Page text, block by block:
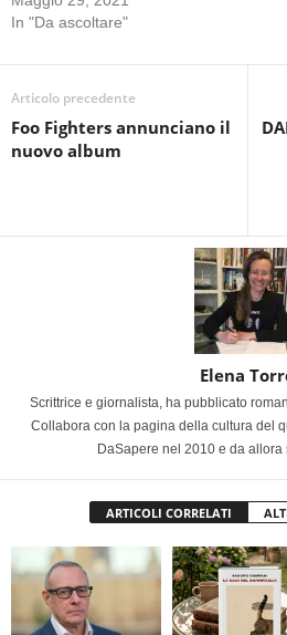
In "Da ascoltare"
Articolo precedente
Foo Fighters annunciano il
nuovo album
Elena
Scrittrice e giornalista, ha pubblicato
Collabora con la pagina della cultura del
DaSapere nel 2010 e da allora
ARTICOLI CORRELATI